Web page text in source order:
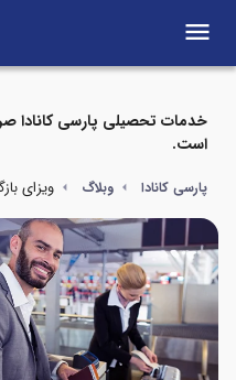
menu
خدمات تحصیلی پارسی کانادا
است.
پارسی کانادا وبلاگ ویزای